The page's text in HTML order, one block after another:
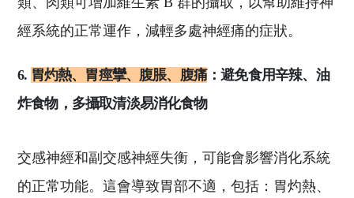
經系統的正常運作，減輕多處神經痛的症狀。
6. 胃灼熱、胃痙攣、腹脹、腹痛：避免食用辛辣、油
炸食物，多攝取清淡易消化食物
交感神經和副交感神經失衡，可能會影響消化系統
的正常功能。這會導致胃部不適，包括：胃灼熱、